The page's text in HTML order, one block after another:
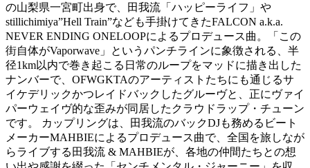
の山梨県一宮町出身で、田我流「ハッピーライフ」や
stillichimiya”Hell Train”なども手掛けてきたFALCON a.k.a.
NEVER ENDING ONELOOPによるプロデュース曲。「この
街自体がVaporwave」というパンチラインに象徴される、半
径1km以内で巻き起こる日常のループをマッドに描き出した
ナンバーで、OFWGKTAのアーティストたちにも通じるサ
イケデリックかつレイドバックしたグルーヴと、正にヴァイ
パーウェイヴ的な歪みが同居したクラウドラップ・チューン
です。 カップリングは、田我流のバックDJも務めるビート
メーカーMAHBIEによるプロデュース曲で、全国を旅しなが
らライブする田我流 & MAHBIEが、各地の仲間たちとの想